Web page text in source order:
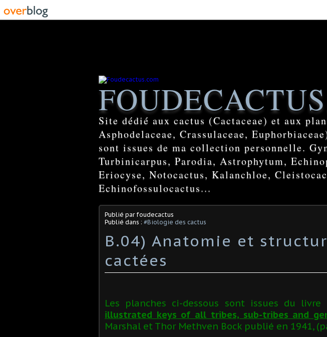
Site dédié aux cactus (Cactaceae) et aux
Asphodelaceae, Crassulaceae,
sont issues de ma collection personnelle.
Turbinicarpus, Parodia, Astrophytum,
Eriocyse, Notocactus, Kalanchloe,
Echinofossulocactus...
Publié par foudecactus
Publié dans : #Biologie des cactus
B.04) Anatomie et
cactées
Les planches ci-dessous sont issues du livre
illustrated keys of all tribes, sub-tribes and
Marshal et Thor Methven Bock publié en 1941,